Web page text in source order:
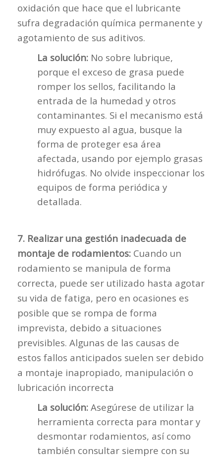
oxidación que hace que el lubricante
sufra degradación química permanente y
agotamiento de sus aditivos.
La solución: No sobre lubrique,
porque el exceso de grasa puede
romper los sellos, facilitando la
entrada de la humedad y otros
contaminantes. Si el mecanismo está
muy expuesto al agua, busque la
forma de proteger esa área
afectada, usando por ejemplo grasas
hidrófugas. No olvide inspeccionar los
equipos de forma periódica y
detallada.
7. Realizar una gestión inadecuada de
montaje de rodamientos: Cuando un
rodamiento se manipula de forma
correcta, puede ser utilizado hasta agotar
su vida de fatiga, pero en ocasiones es
posible que se rompa de forma
imprevista, debido a situaciones
previsibles. Algunas de las causas de
estos fallos anticipados suelen ser debido
a montaje inapropiado, manipulación o
lubricación incorrecta
La solución: Asegúrese de utilizar la
herramienta correcta para montar y
desmontar rodamientos, así como
también consultar siempre con su